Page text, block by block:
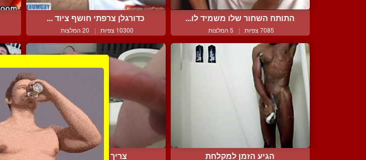
התותח השחור שלו משמיד לו...
7085 צפיות | 5 המלצות
כדורגלן צרפתי חושף ציוד ...
10300 צפיות | 20 המלצות
הגיע הזמן למקלחת צריך שחרור סקסי